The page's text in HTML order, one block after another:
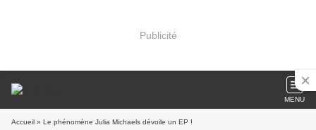
Publicité
MENU
Accueil » Le phénomène Julia Michaels dévoile un EP !